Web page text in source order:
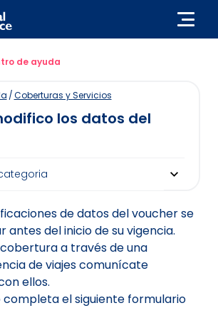
de ayuda
/Coberturas y Servicios
los datos del
de datos del voucher se
antes del inicio de su vigencia.
a través de una
de viajes comunícate
ellos.
el siguiente formulario